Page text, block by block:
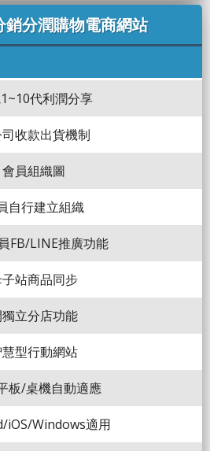
銷分潤購物電商網站
代利潤分享
收款出貨機制
會員組織圖
自行建立組織
FB/LINE推廣功能
站商品同步
獨立分店功能
慧型行動網站
板/桌機自動適應
iOS/Windows適用